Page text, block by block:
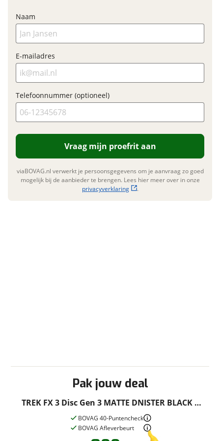
E-bike
Elektrisch?
Financieel
Prijs
€ 899,-
BTW/marge
€ 1.099,-
Pak jouw deal
TREK FX 3 Disc Gen 3 MATTE DNISTER BLACK L
51cm L 2024
BOVAG 40-Puntencheck
BOVAG Afleverbeurt
Naam
E-mailadres
Telefoonnummer (optioneel)
Vraag mijn proefrit aan
viaBOVAG.nl verwerkt je persoonsgegevens om je aanvraag zo goed
mogelijk bij de aanbieder te brengen. Lees hier meer over in onze
privacyverklaring
.